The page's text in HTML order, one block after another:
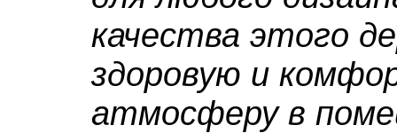
качества этого
здоровую и
атмосферу в